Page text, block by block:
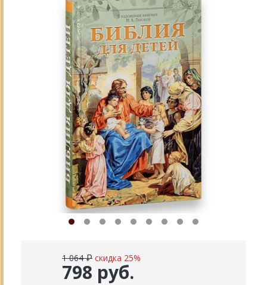
798 руб.
1 064 ₽ скидка 25%